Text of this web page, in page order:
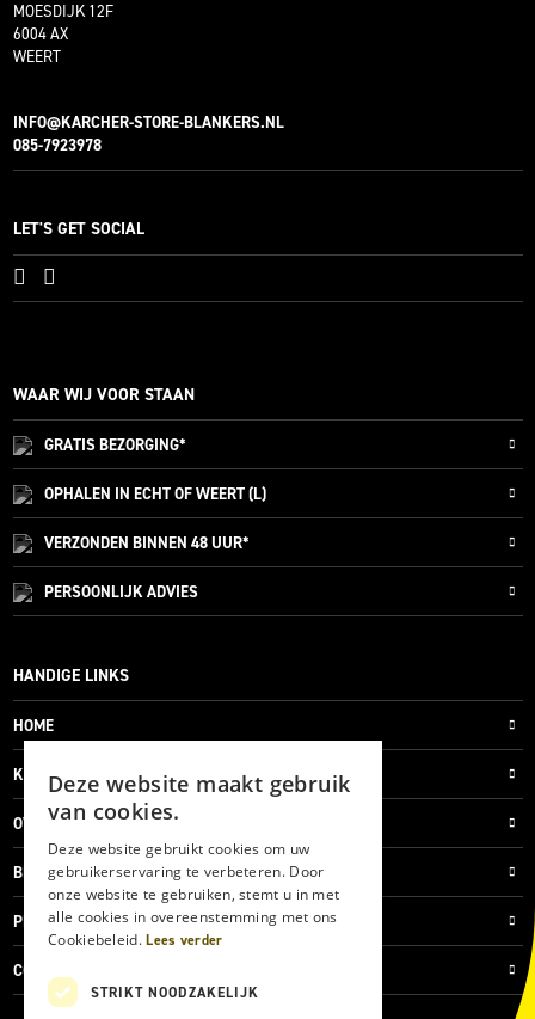
MOESDIJK 12F
6004 AX
WEERT
INFO@KARCHER-STORE-BLANKERS.NL
085-7923978
LET'S GET SOCIAL
WAAR WIJ VOOR STAAN
GRATISBEZORGING*
OPHALEN IN ECHT OF WEERT (L)
VERZONDEN BINNEN 48 UUR*
PERSOONLIJKADVIES
HANDIGE LINKS
HOME
KLANTENSERVICE
OVER ONS
BLOG
PRIVACYVERKLARING
COOKIES
Deze website maakt gebruik
van cookies.
Deze website gebruikt cookies om uw
gebruikerservaring te verbeteren. Door
onze website te gebruiken, stemt u in met
alle cookies in overeenstemming met ons
Cookiebeleid.Lees verder
STRIKT NOODZAKELIJK